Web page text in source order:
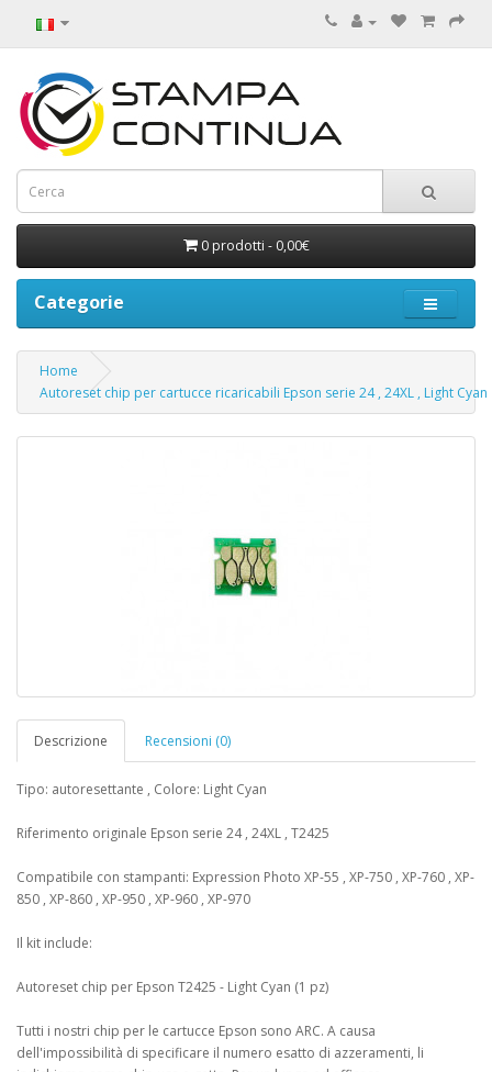
0 prodotti - 0,00€
Categorie
Home
Autoreset chip per cartucce ricaricabili Epson serie 24 , 24XL , Light Cyan
Descrizione Recensioni (0)
Tipo: autoresettante , Colore: Light Cyan
Riferimento originale Epson serie 24 , 24XL , T2425
Compatibile con stampanti: Expression Photo XP-55 , XP-750 , XP-760 , XP-
850 , XP-860 , XP-950 , XP-960 , XP-970
Il kit include:
Autoreset chip per Epson T2425 - Light Cyan (1 pz)
Tutti i nostri chip per le cartucce Epson sono ARC. A causa
dell'impossibilità di specificare il numero esatto di azzeramenti, li